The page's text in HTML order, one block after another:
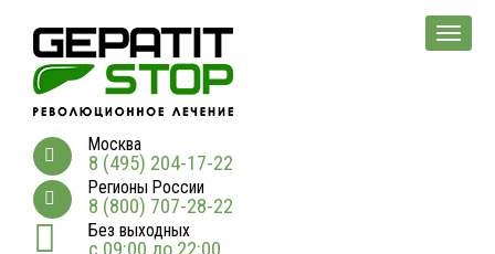
Москва
8 (495) 204-17-22
Регионы России
8 (800) 707-28-22
Без выходных
с 09:00 до 22:00